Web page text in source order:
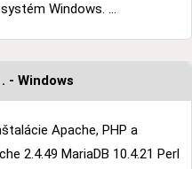
Windows. ...
- Windows
Apache, PHP a
2.4.49 MariaDB 10.4.21 Perl